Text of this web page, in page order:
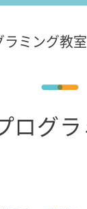
ミング教
ログ